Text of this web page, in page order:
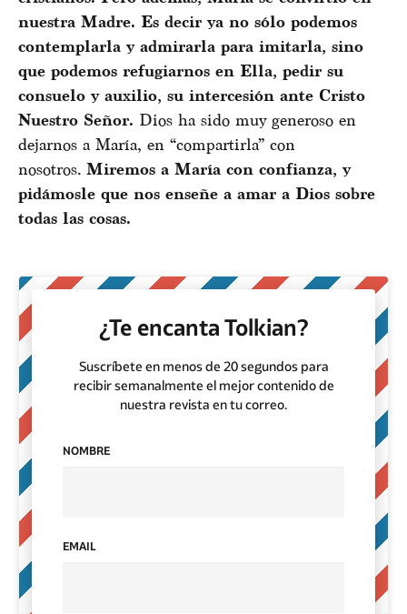
nuestra Madre. Es decir ya no sólo podemos
contemplarla y admirarla para imitarla, sino
que podemos refugiarnos en Ella, pedir su
consuelo y auxilio, su intercesión ante Cristo
Nuestro Señor. Dios ha sido muy generoso en
dejarnos a María, en “compartirla” con
nosotros. Miremos a María con confianza, y
pidámosle que nos enseñe a amar a Dios sobre
todas las cosas.
¿Te encanta Tolkian?
Suscríbete en menos de 20 segundos para
recibir semanalmente el mejor contenido de
nuestra revista en tu correo.
NOMBRE
EMAIL